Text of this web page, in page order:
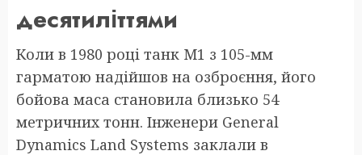
десятиліттями
Коли в 1980 році танк M1 з 105-мм
гарматою надійшов на озброєння, його
бойова маса становила близько 54
метричних тонн. Інженери General
Dynamics Land Systems заклали в